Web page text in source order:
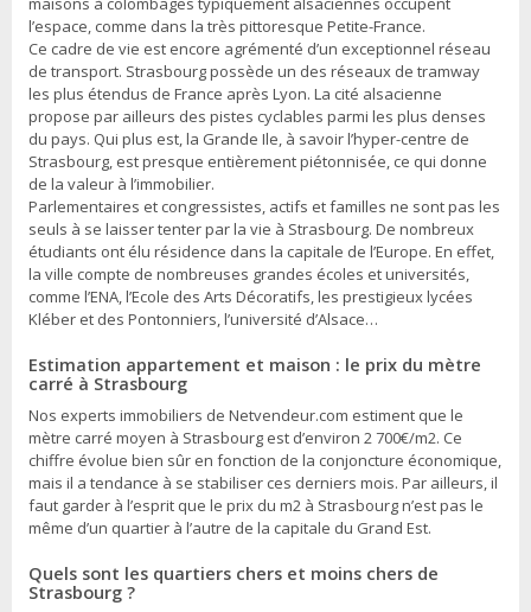
l’espace, comme dans la très pittoresque Petite-France.
Ce cadre de vie est encore agrémenté d’un exceptionnel réseau
de transport. Strasbourg possède un des réseaux de tramway
les plus étendus de France après Lyon. La cité alsacienne
propose par ailleurs des pistes cyclables parmi les plus denses
du pays. Qui plus est, la Grande Ile, à savoir l’hyper-centre de
Strasbourg, est presque entièrement piétonnisée, ce qui donne
de la valeur à l’immobilier.
Parlementaires et congressistes, actifs et familles ne sont pas les
seuls à se laisser tenter par la vie à Strasbourg. De nombreux
étudiants ont élu résidence dans la capitale de l’Europe. En effet,
la ville compte de nombreuses grandes écoles et universités,
comme l’ENA, l’Ecole des Arts Décoratifs, les prestigieux lycées
Kléber et des Pontonniers, l’université d’Alsace…
Estimation appartement et maison : le prix du mètre
carré à Strasbourg
Nos experts immobiliers de Netvendeur.com estiment que le
mètre carré moyen à Strasbourg est d’environ 2 700€/m2. Ce
chiffre évolue bien sûr en fonction de la conjoncture économique,
mais il a tendance à se stabiliser ces derniers mois. Par ailleurs, il
faut garder à l’esprit que le prix du m2 à Strasbourg n’est pas le
même d’un quartier à l’autre de la capitale du Grand Est.
Quels sont les quartiers chers et moins chers de
Strasbourg ?